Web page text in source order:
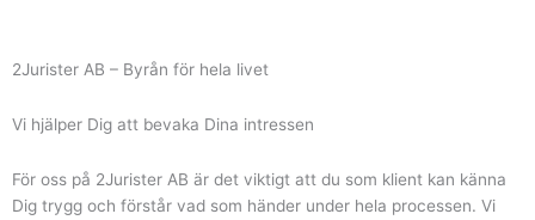
2Jurister AB – Byrån för hela livet
Vi hjälper Dig att bevaka Dina intressen
För oss på 2Jurister AB är det viktigt att du som klient kan känna
Dig trygg och förstår vad som händer under hela processen. Vi